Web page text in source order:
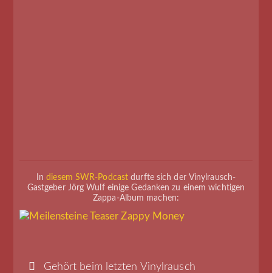
Indiesem SWR-Podcast durfte sich der Vinylrausch-
Gastgeber Jörg Wulf einige Gedanken zu einem wichtigen
Zappa-Album machen:
Gehört beim letzten Vinylrausch